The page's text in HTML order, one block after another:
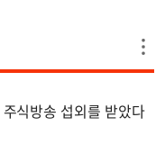
식방송 섭외를 받았다